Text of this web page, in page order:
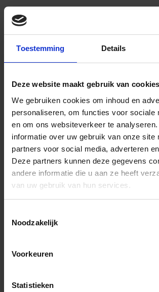
Toestemming Details
Deze website maakt gebruik van cookies
We gebruiken cookies om inhoud en
personaliseren, om functies voor sociale
en om ons websiteverkeer te analyseren.
informatie over uw gebruik van onze site
partners voor social media, adverteren
Deze partners kunnen deze gegevens
andere informatie die u aan ze heeft
van uw gebruik van hun services.
Noodzakelijk
Voorkeuren
Statistieken